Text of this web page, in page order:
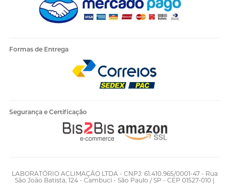
Formas de Entrega
Segurança e Certificação
LABORATÓRIO ACLIMAÇÃO LTDA - CNPJ: 61.410.965/0001-47 - Rua
São João Batista, 124 - Cambuci - São Paulo / SP - CEP 01527-010 |